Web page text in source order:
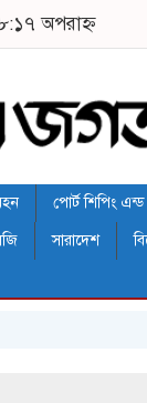
অপরাহ্ন
পোর্ট শিপিং এন্ড
সারাদেশ